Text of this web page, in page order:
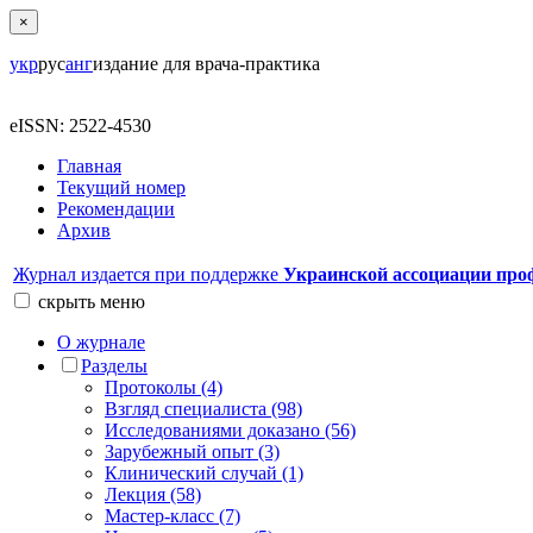
×
укррусангиздание для врача-практика
eISSN: 2522-4530
Главная
Текущий номер
Рекомендации
Архив
Журнал издается при поддержке Украинской ассоциации
скрыть меню
О журнале
Разделы
Протоколы (4)
Взгляд специалиста (98)
Исследованиями доказано (56)
Зарубежный опыт (3)
Клинический случай (1)
Лекция (58)
Мастер-класс (7)